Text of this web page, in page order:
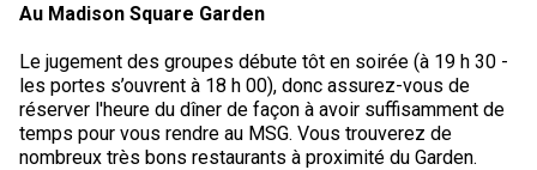
Au Madison Square Garden
Le jugement des groupes débute tôt en soirée (à 19 h 30 -
les portes s’ouvrent à 18 h 00), donc assurez-vous de
réserver l'heure du dîner de façon à avoir suffisamment de
temps pour vous rendre au MSG. Vous trouverez de
nombreux très bons restaurants à proximité du Garden.